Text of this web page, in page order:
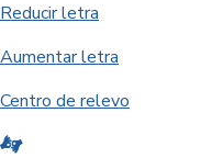
Reducir letra
Aumentar letra
Centro de relevo